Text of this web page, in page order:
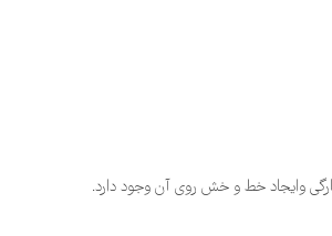
وایجاد خط و خش روی آن وجود دارد.